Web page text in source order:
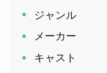
ジャンル
メーカー
キャスト